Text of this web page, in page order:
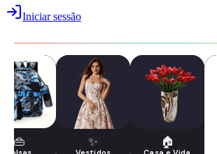
Iniciar sessão
👜 ✨ 🏠